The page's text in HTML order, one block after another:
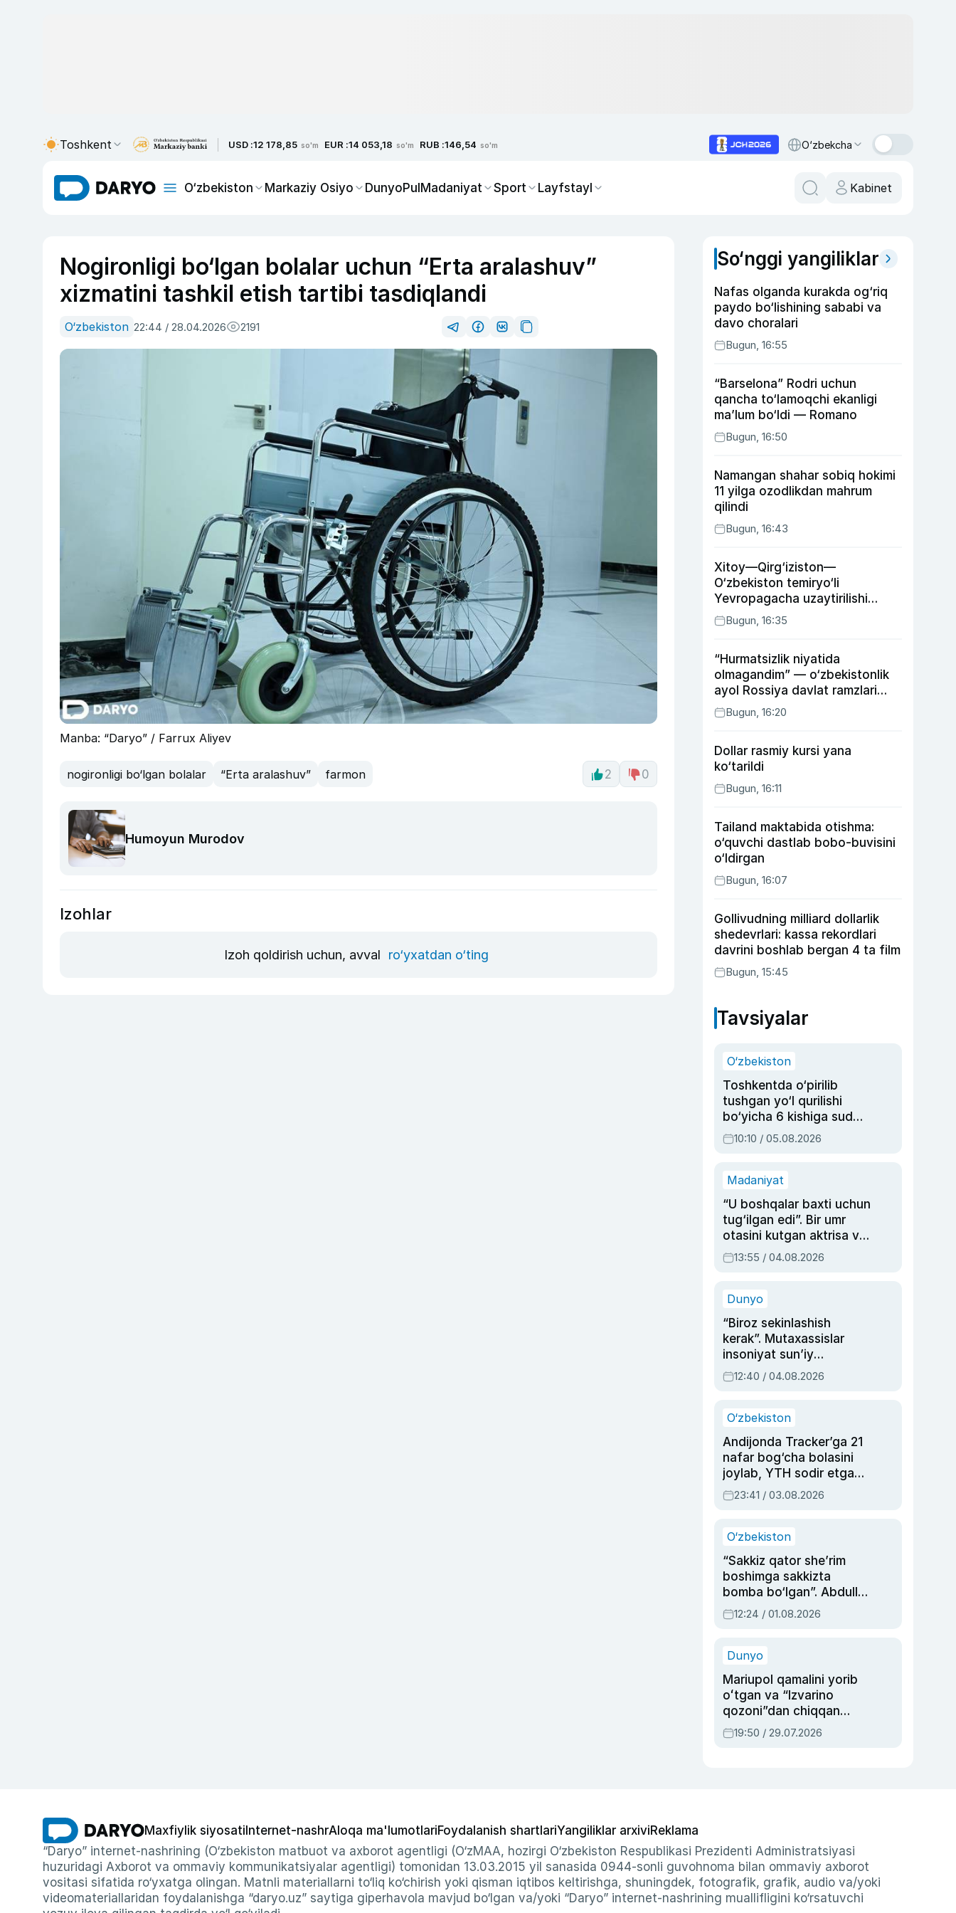
Toshkent USD :12 178,85 so'm EUR :14 053,18 so'm RUB :146,54 so'm O‘zbekcha
O‘zbekiston Markaziy Osiyo DunyoPulMadaniyat Sport Layfstayl Kabinet
Nogironligi bo‘lgan bolalar uchun “Erta aralashuv”
xizmatini tashkil etish tartibi tasdiqlandi
O‘zbekiston 22:44 / 28.04.2026 2191
Manba: “Daryo” / Farrux Aliyev
nogironligi bo‘lgan bolalar “Erta aralashuv” farmon 2 0
Humoyun Murodov
Izohlar
Izoh qoldirish uchun, avval ro‘yxatdan o‘ting
So‘nggi yangiliklar
Nafas olganda kurakda og‘riq
paydo bo‘lishining sababi va
davo choralari
Bugun, 16:55
“Barselona” Rodri uchun
qancha to‘lamoqchi ekanligi
ma’lum bo‘ldi — Romano
Bugun, 16:50
Namangan shahar sobiq hokimi
11 yilga ozodlikdan mahrum
qilindi
Bugun, 16:43
Xitoy—Qirg‘iziston—
O‘zbekiston temiryo‘li
Yevropagacha uzaytirilishi
mumkin
Bugun, 16:35
“Hurmatsizlik niyatida
olmagandim” — o‘zbekistonlik
ayol Rossiya davlat ramzlari
tushirilgan poyandoz haqida
Bugun, 16:20
Dollar rasmiy kursi yana
ko‘tarildi
Bugun, 16:11
Tailand maktabida otishma:
o‘quvchi dastlab bobo-buvisini
o‘ldirgan
Bugun, 16:07
Gollivudning milliard dollarlik
shedevrlari: kassa rekordlari
davrini boshlab bergan 4 ta film
Bugun, 15:45
Tavsiyalar
O‘zbekiston
Toshkentda o‘pirilib
tushgan yo‘l qurilishi
bo‘yicha 6 kishiga sud
hukmi o‘qildi
10:10 / 05.08.2026
Madaniyat
“U boshqalar baxti uchun
tug‘ilgan edi”. Bir umr
otasini kutgan aktrisa va
dublyaj ustasi Rimma
Ahmedovaning
13:55 / 04.08.2026
Dunyo
“Biroz sekinlashish
kerak”. Mutaxassislar
insoniyat sun’iy
intellektni boshqara
olmay qolishidan xavotir
12:40 / 04.08.2026
O‘zbekiston
Andijonda Tracker’ga 21
nafar bog‘cha bolasini
joylab, YTH sodir etgan
ayolga sud hukmi o‘qildi
23:41 / 03.08.2026
O‘zbekiston
“Sakkiz qator she’rim
boshimga sakkizta
bomba bo‘lgan”. Abdulla
Oripovni siyosiy
ayblovlardan asrab
12:24 / 01.08.2026
Dunyo
Mariupol qamalini yorib
oʻtgan va “Izvarino
qozoni”dan chiqqan
qahramon — Ukraina
armiyasi bosh
19:50 / 29.07.2026
Maxfiylik siyosati Internet-nashrAloqa ma'lumotlariFoydalanish shartlariYangiliklar arxiviReklama
“Daryo” internet-nashrining (O‘zbekiston matbuot va axborot agentligi (O‘zMAA, hozirgi O‘zbekiston Respublikasi Prezidenti Administratsiyasi
huzuridagi Axborot va ommaviy kommunikatsiyalar agentligi) tomonidan 13.03.2015 yil sanasida 0944-sonli guvohnoma bilan ommaviy axborot
vositasi sifatida ro‘yxatga olingan. Matnli materiallarni to‘liq ko‘chirish yoki qisman iqtibos keltirishga, shuningdek, fotografik, grafik, audio va/yoki
videomateriallaridan foydalanishga “daryo.uz” saytiga giperhavola mavjud bo‘lgan va/yoki “Daryo” internet-nashrining muallifligini ko‘rsatuvchi